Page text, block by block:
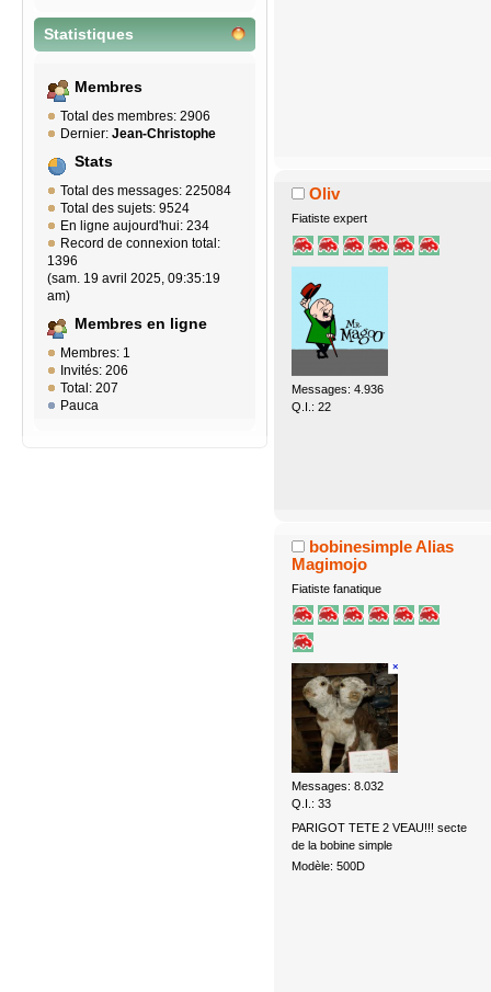
Statistiques
Membres
Total des membres: 2906
Dernier: Jean-Christophe
Stats
Total des messages: 225084
Total des sujets: 9524
En ligne aujourd'hui: 234
Record de connexion total:
1396
(sam. 19 avril 2025, 09:35:19
am)
Membres en ligne
Membres: 1
Invités: 206
Total: 207
Pauca
Oliv
Fiatiste expert
Messages: 4.936
Q.I.: 22
bobinesimple Alias
Magimojo
Fiatiste fanatique
Messages: 8.032
Q.I.: 33
PARIGOT TETE 2 VEAU!!! secte
de la bobine simple
Modèle: 500D